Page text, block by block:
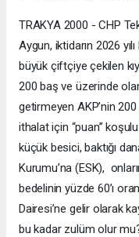
TRAKYA 2000 - CHP
Aygun, iktidarın 2026
büyük çiftçiye çekilen
200 baş ve üzerinde
getirmeyen AKP’nin
ithalat için “puan”
küçük besici, baktığı
Kurumu’na (ESK),
bedelinin yüzde 60’ı
Dairesi’ne gelir olarak
bu kadar zulüm olur